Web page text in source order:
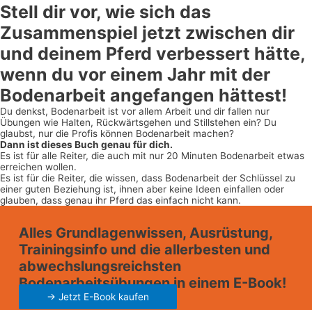
Stell dir vor, wie sich das
Zusammenspiel jetzt zwischen dir
und deinem Pferd verbessert hätte,
wenn du vor einem Jahr mit der
Bodenarbeit angefangen hättest!
Du denkst, Bodenarbeit ist vor allem Arbeit und dir fallen nur
Übungen wie Halten, Rückwärtsgehen und Stillstehen ein? Du
glaubst, nur die Profis können Bodenarbeit machen?
Dann ist dieses Buch genau für dich.
Es ist für alle Reiter, die auch mit nur 20 Minuten Bodenarbeit etwas
erreichen wollen.
Es ist für die Reiter, die wissen, dass Bodenarbeit der Schlüssel zu
einer guten Beziehung ist, ihnen aber keine Ideen einfallen oder
glauben, dass genau ihr Pferd das einfach nicht kann.
Alles Grundlagenwissen, Ausrüstung,
Trainingsinfo und die allerbesten und
abwechslungsreichsten
Bodenarbeitsübungen in einem E-Book!
-> Jetzt E-Book kaufen